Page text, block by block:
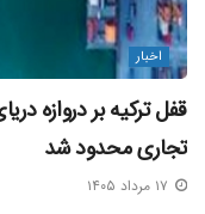
اخبار
قفل ترکیه بر دروازه
تجاری محدود شد